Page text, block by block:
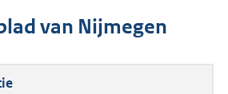
van Nijmegen